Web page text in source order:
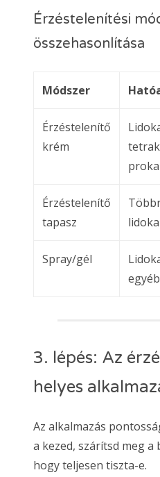
Érzéstelenítési
összehasonlítása
Módszer
Érzéstelenítő
krém
Érzéstelenítő
tapasz
Spray/gél
egyéb
3. lépés: Az
helyes
Az alkalmazás
a kezed, szárítsd meg
hogy teljesen tiszta-e.